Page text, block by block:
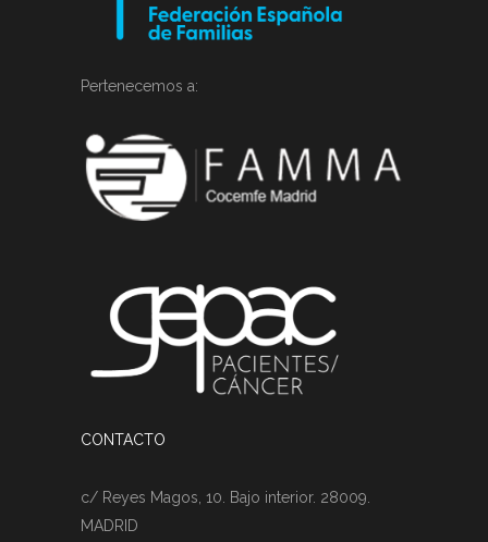
Pertenecemos a:
CONTACTO
c/ Reyes Magos, 10. Bajo interior. 28009.
MADRID